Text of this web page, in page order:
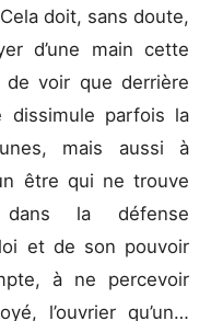
doit, sans doute,
d’une main cette
voir que derrière
dissimule parfois la
mais aussi à
être qui ne trouve
la défense
et de son pouvoir
à ne percevoir
l’ouvrier qu’un…